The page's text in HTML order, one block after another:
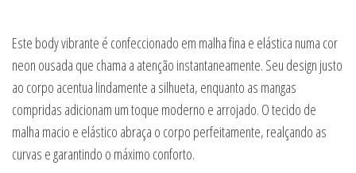
Este body vibrante é confeccionado em malha fina e elástica numa cor
neon ousada que chama a atenção instantaneamente. Seu design justo
ao corpo acentua lindamente a silhueta, enquanto as mangas
compridas adicionam um toque moderno e arrojado. O tecido de
malha macio e elástico abraça o corpo perfeitamente, realçando as
curvas e garantindo o máximo conforto.